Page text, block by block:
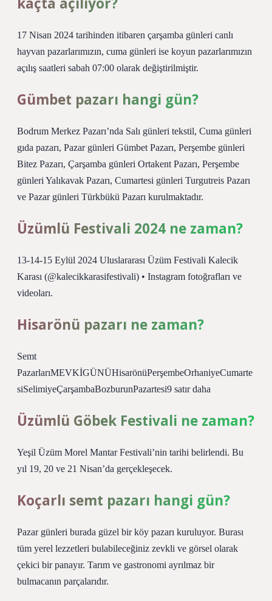
17 Nisan 2024 tarihinden itibaren çarşamba günleri canlı
hayvan pazarlarımızın, cuma günleri ise koyun pazarlarımızın
açılış saatleri sabah 07:00 olarak değiştirilmiştir.
Gümbet pazarı hangi gün?
Bodrum Merkez Pazarı’nda Salı günleri tekstil, Cuma günleri
gıda pazarı, Pazar günleri Gümbet Pazarı, Perşembe günleri
Bitez Pazarı, Çarşamba günleri Ortakent Pazarı, Perşembe
günleri Yalıkavak Pazarı, Cumartesi günleri Turgutreis Pazarı
ve Pazar günleri Türkbükü Pazarı kurulmaktadır.
Üzümlü Festivali 2024 ne zaman?
13-14-15 Eylül 2024 Uluslararası Üzüm Festivali Kalecik
Karası (@kalecikkarasifestivali) • Instagram fotoğrafları ve
videoları.
Hisarönü pazarı ne zaman?
Semt
PazarlarıMEVKİGÜNÜHisarönüPerşembeOrhaniyeCumarte
siSelimiyeÇarşambaBozburunPazartesi9 satır daha
Üzümlü Göbek Festivali ne zaman?
Yeşil Üzüm Morel Mantar Festivali’nin tarihi belirlendi. Bu
yıl 19, 20 ve 21 Nisan’da gerçekleşecek.
Koçarlı semt pazarı hangi gün?
Pazar günleri burada güzel bir köy pazarı kuruluyor. Burası
tüm yerel lezzetleri bulabileceğiniz zevkli ve görsel olarak
çekici bir panayır. Tarım ve gastronomi ayrılmaz bir
bulmacanın parçalarıdır.